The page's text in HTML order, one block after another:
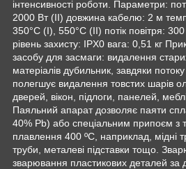
інтенсивності роботи. Параметри:
2000 Вт (II) довжина кабелю: 2 м
350°C (I), 550°C (II) потік повітря:
рівень захисту: IPX0 вага: 0,51 кг
засобу для засмаги: видалення
матеріалів дубильник, завдяки потоку
полегшує видалення товстих шарів
дверей, вікон, підлоги, панелей,
Паяльний апарат дозволяє паяти
40% Pb) або спеціальним припоєм з
плавлення 400 ºC, наприклад, мідні
труби, металеві підставки тощо.
зварювання пластикових деталей за